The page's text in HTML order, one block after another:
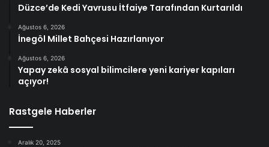
Düzce’de Kedi Yavrusu İtfaiye Tarafından Kurtarıldı
Ağustos 6, 2026
İnegöl Millet Bahçesi Hazırlanıyor
Ağustos 6, 2026
Yapay zekâ sosyal bilimcilere yeni kariyer kapıları
açıyor!
Rastgele Haberler
Aralık 20, 2025